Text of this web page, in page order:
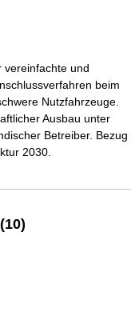
vereinfachte und
beim
Nutzfahrzeuge.
Ausbau unter
Betreiber. Bezug
2030.